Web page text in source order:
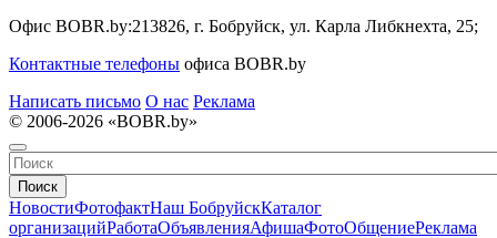
Офис BOBR.by:213826, г. Бобруйск, ул. Карла Либкнехта, 25;
Контактные телефоны офиса BOBR.by
Написать письмо О нас Реклама
© 2006-2026 «BOBR.by»
Поиск
НовостиФотофактНаш БобруйскКаталог
организацийРаботаОбъявленияАфишаФотоОбщениеРеклама